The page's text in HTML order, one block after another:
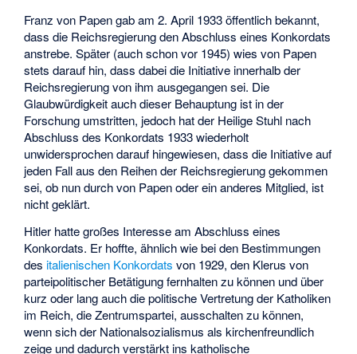
Franz von Papen gab am 2. April 1933 öffentlich bekannt,
dass die Reichsregierung den Abschluss eines Konkordats
anstrebe. Später (auch schon vor 1945) wies von Papen
stets darauf hin, dass dabei die Initiative innerhalb der
Reichsregierung von ihm ausgegangen sei. Die
Glaubwürdigkeit auch dieser Behauptung ist in der
Forschung umstritten, jedoch hat der Heilige Stuhl nach
Abschluss des Konkordats 1933 wiederholt
unwidersprochen darauf hingewiesen, dass die Initiative auf
jeden Fall aus den Reihen der Reichsregierung gekommen
sei, ob nun durch von Papen oder ein anderes Mitglied, ist
nicht geklärt.
Hitler hatte großes Interesse am Abschluss eines
Konkordats. Er hoffte, ähnlich wie bei den Bestimmungen
des italienischen Konkordats von 1929, den Klerus von
parteipolitischer Betätigung fernhalten zu können und über
kurz oder lang auch die politische Vertretung der Katholiken
im Reich, die Zentrumspartei, ausschalten zu können,
wenn sich der Nationalsozialismus als kirchenfreundlich
zeige und dadurch verstärkt ins katholische